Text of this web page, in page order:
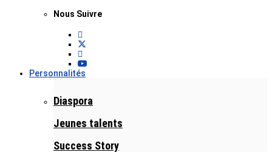
Nous Suivre
Personnalités
Diaspora
Jeunes talents
Success Story